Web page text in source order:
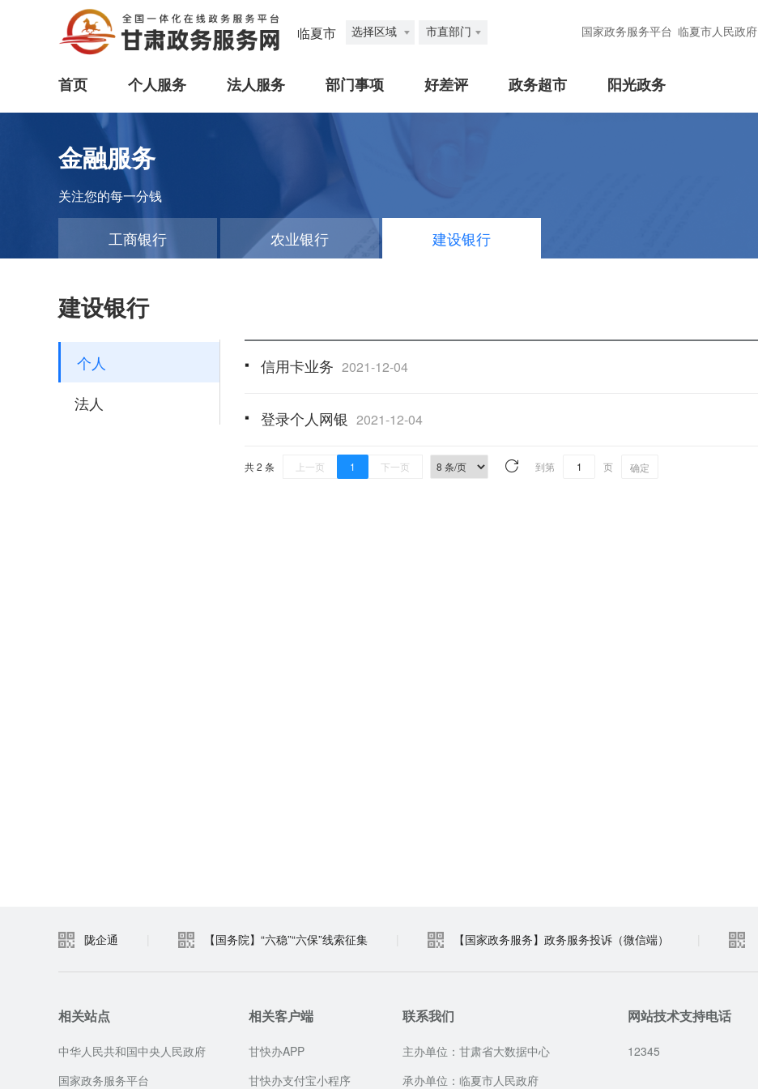
临夏市 选择区域 市直部门 国家政务服务平台 临夏市人民政府
首页 个人服务 法人服务 部门事项 好差评 政务超市 阳光政务
金融服务
关注您的每一分钱
工商银行 农业银行 建设银行
建设银行
个人
法人
信用卡业务 2021-12-04
登录个人网银 2021-12-04
共 2 条 上一页 1 下一页 到第 页 确定
陇企通 【国务院】“六稳”“六保”线索征集 【国家政务服务】政务服务投诉（微信端）
相关站点
中华人民共和国中央人民政府
国家政务服务平台
相关客户端
甘快办APP
甘快办支付宝小程序
联系我们
主办单位：甘肃省大数据中心
承办单位：临夏市人民政府
网站技术支持电话
12345